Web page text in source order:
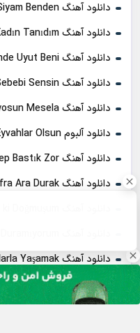
دانلود آهنگ Siyam Benden
دانلود آهنگ Müslüm Gürses Bir Kadın Tanıdım
دانلود آهنگ Fundyy Gamzende Uyut Beni
دانلود آهنگ Bengü Sebebi Sensin
دانلود آهنگ BLOK3 Napıyosun Mesela
دانلود آلبوم Emre Fel Eyvahlar Olsun
دانلود آهنگ Zeynep Bastık Zor
دانلود آهنگ Afra Ara Durak
دانلود آهنگ Tarkan Anılarla Yaşamak
دانلود آهنگ Burak Bulut Herkes Gibi